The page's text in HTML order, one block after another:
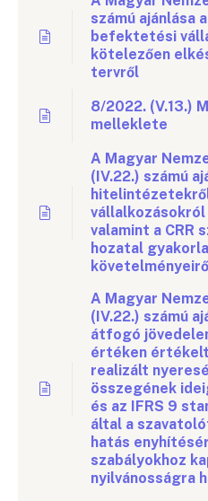
számú ajánlása
befektetési
kötelezően
tervről
8/2022. (V.13.)
melleklete
A Magyar
(IV.22.) számú
valamint a CRR
hozatal
A Magyar
(IV.22.) számú
átfogó
értéken
realizált
összegének
és az IFRS 9
által a
hatás
szabályokhoz
nyilvánosságra